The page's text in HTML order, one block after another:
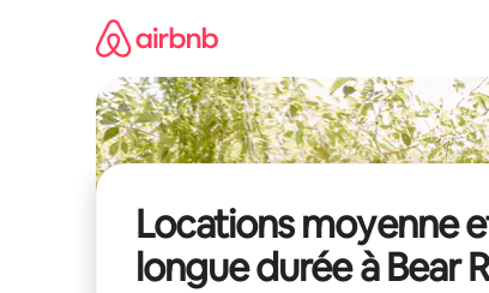
Locations moyenne
longue durée à Bear